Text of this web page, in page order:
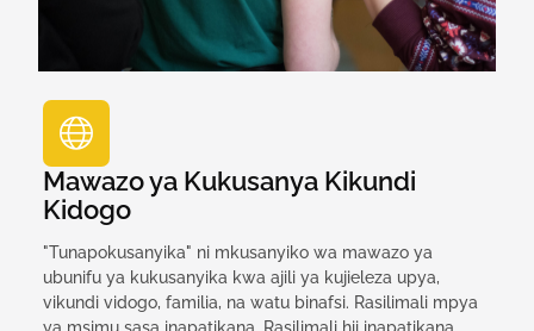
Mawazo ya Kukusanya Kikundi
Kidogo
"Tunapokusanyika" ni mkusanyiko wa mawazo ya
ubunifu ya kukusanyika kwa ajili ya kujieleza upya,
vikundi vidogo, familia, na watu binafsi. Rasilimali mpya